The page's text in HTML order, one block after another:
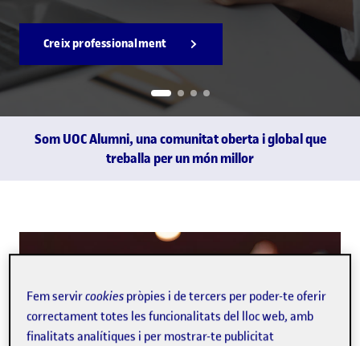
Creix professionalment
Som UOC Alumni, una comunitat oberta i global que
treballa per un món millor
Fem servircookies pròpies i de tercers per poder-te oferir
correctament totes les funcionalitats del lloc web, amb
finalitats analítiques i per mostrar-te publicitat